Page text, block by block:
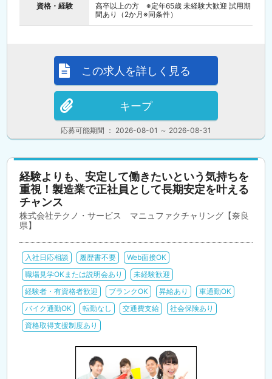
資格・経験
高卒以上の方 ※定年65歳 未経験大歓迎 試用期
間あり（2か月※同条件）
応募可能期間 ： 2026-08-01 ～ 2026-08-31
この求人を詳しく見る
キープ
経験よりも、安定して働きたいという気持ちを
重視！製造業で正社員として長期安定を叶える
チャンス
株式会社テクノ・サービス マニュファクチャリング【奈良
県】
入社日応相談 履歴書不要
Web面接OK
職場見学OKまたは説明会あり
未経験歓迎
経験者・有資格者歓迎
ブランクOK 昇給あり
車通勤OK
バイク通勤OK
転勤なし 交通費支給
社会保険あり
資格取得支援制度あり